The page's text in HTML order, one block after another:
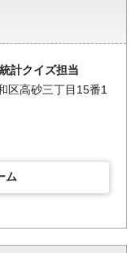
計クイズ担当
区高砂三丁目15番1
ム